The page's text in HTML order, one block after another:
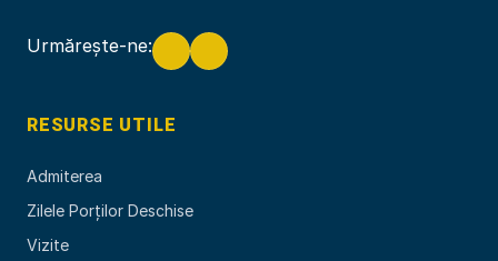
Urmărește-ne:
RESURSE UTILE
Admiterea
Zilele Porților Deschise
Vizite